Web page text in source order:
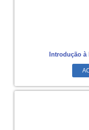
Introdução à